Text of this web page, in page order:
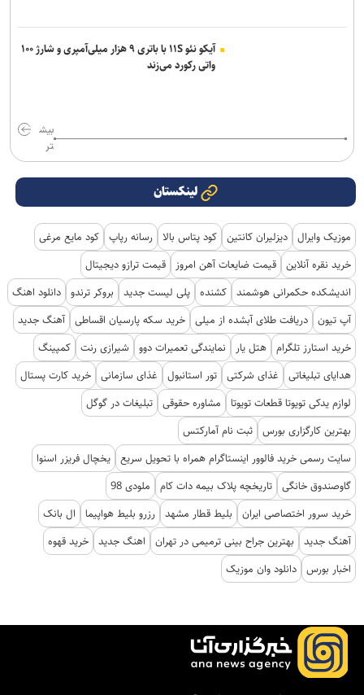
آیکو نئو ۱۱S با باتری ۹ هزار میلی‌آمپری و شارژ ۱۰۰
واتی رکورد می‌زند
بیش
تر
لینکستان
موزیک وایرال دیزلیران کانتین کود پتاس بالا رسانه رپاپ کود مایع مرغی
خرید نقره آنلاین قیمت ضایعات آهن امروز
قیمت ترازو دیجیتال
اندیشکده حکمرانی هوشمند کشنده پلی لیست جدید بروکر ترندو دانلود اهنگ
آپ تیون دریافت طلای آبشده از میلی خرید سکه پارسیان اقساطی آهنگ جدید
خرید استارز تلگرام هتل یار نمایندگی تعمیرات دوو شیرازی رنت کمپینگ
هدایای تبلیغاتی
غذای شرکتی تور استانبول غذای سازمانی خرید کارت پستال
لوازم یدکی تویوتا قطعات تویوتا
مشاوره حقوقی تبلیغات در گوگل
بهترین کارگزاری بورس ثبت نام آمارکتس
سایت رسمی خرید فالوور اینستاگرام همراه با تحویل سریع یخچال فریزر اسنوا
گاوصندوق خانگی تاریخچه پلاک بیمه دات کام
ملودی 98
خرید سرور اختصاصی ایران
بلیط قطار مشهد رزرو بلیط هواپیما
ال بانک
آهنگ جدید
بهترین جراح بینی ترمیمی در تهران اهنگ جدید خرید قهوه
اخبار بورس دانلود وان موزیک